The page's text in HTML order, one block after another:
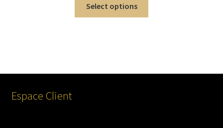
Select options
Espace Client